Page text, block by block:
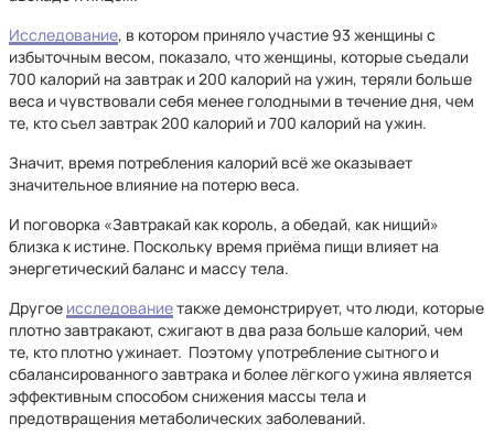
Исследование, в котором приняло участие 93 женщины с
избыточным весом, показало, что женщины, которые съедали
700 калорий на завтрак и 200 калорий на ужин, теряли больше
веса и чувствовали себя менее голодными в течение дня, чем
те, кто съел завтрак 200 калорий и 700 калорий на ужин.
Значит, время потребления калорий всё же оказывает
значительное влияние на потерю веса.
И поговорка «Завтракай как король, а обедай, как нищий»
близка к истине. Поскольку время приёма пищи влияет на
энергетический баланс и массу тела.
Другое исследованиетакже демонстрирует, что люди, которые
плотно завтракают, сжигают в два раза больше калорий, чем
те, кто плотно ужинает. Поэтому употребление сытного и
сбалансированного завтрака и более лёгкого ужина является
эффективным способом снижения массы тела и
предотвращения метаболических заболеваний.